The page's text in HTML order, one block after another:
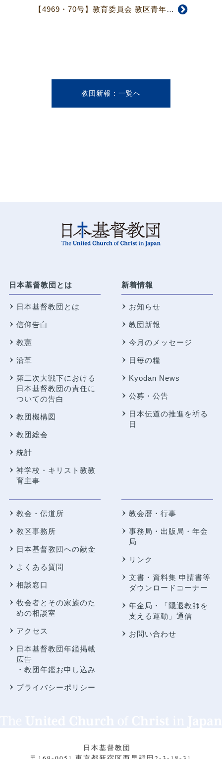
【4969・70号】教育委員会 教区青年担当者会オンラインで開催予定 -(2面)
教団新報
日本基督教団とは
日本基督教団とは
信仰告白
教憲
沿革
第二次大戦下における
日本基督教団の責任に
ついての告白
教団機構図
教団総会
統計
神学校・キリスト教教
育主事
新着情報
お知らせ
教団新報
今月のメッセージ
日毎の糧
Kyodan News
公募・公告
日本伝道の推進を祈る
日
教会・伝道所
教区事務所
日本基督教団への献金
よくある質問
相談窓口
牧会者とその家族のた
めの相談室
アクセス
日本基督教団年鑑掲載
広告
・教団年鑑お申し込み
プライバシーポリシー
教会暦・行事
事務局・出版局・年金
局
リンク
文書・資料集 申請書等
ダウンロードコーナー
年金局・
「隠退教師を
支える運動」通信
お問い合わせ
日本基督教団